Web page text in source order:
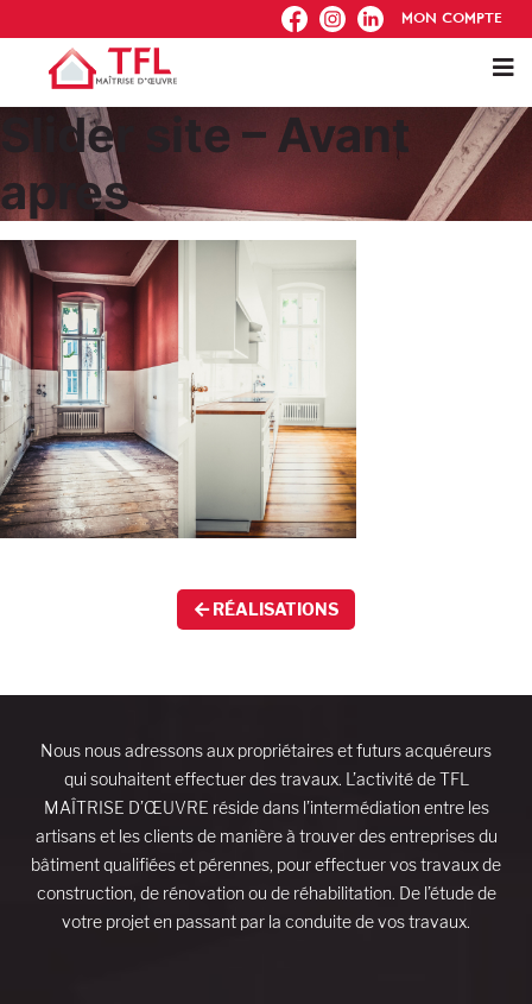
FB IG IN MON COMPTE
Slider site – Avant
apres
RÉALISATIONS
Nous nous adressons aux propriétaires et futurs acquéreurs
qui souhaitent effectuer des travaux. L’activité de TFL
MAÎTRISE D’ŒUVRE réside dans l’intermédiation entre les
artisans et les clients de manière à trouver des entreprises du
bâtiment qualifiées et pérennes, pour effectuer vos travaux de
construction, de rénovation ou de réhabilitation. De l’étude de
votre projet en passant par la conduite de vos travaux.